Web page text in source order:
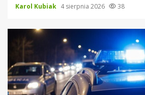
Karol Kubiak 4 sierpnia 2026 38